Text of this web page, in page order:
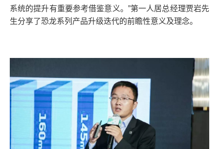
系统的提升有重要参考借鉴意义。”第一人居总经理贾岩先
生分享了恐龙系列产品升级迭代的前瞻性意义及理念。